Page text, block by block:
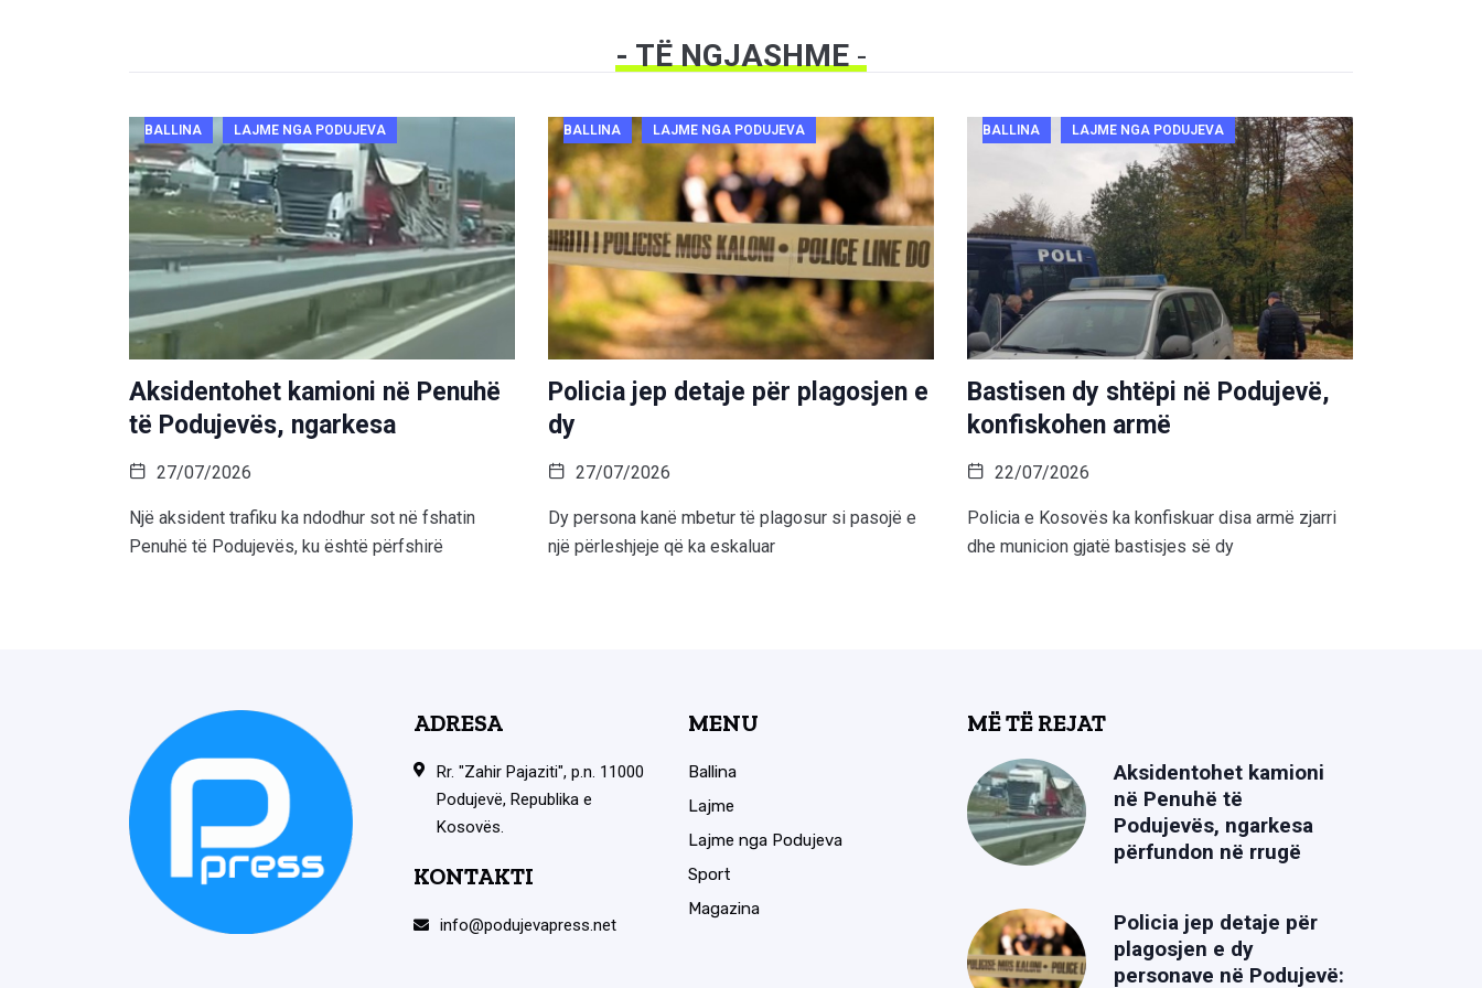
- TË NGJASHME-
BALLINA LAJME NGA PODUJEVA
Aksidentohet kamioni në Penuhë
të Podujevës, ngarkesa
27/07/2026
Një aksident trafiku ka ndodhur sot në fshatin
Penuhë të Podujevës, ku është përfshirë
BALLINA LAJME NGA PODUJEVA
Policia jep detaje për plagosjen e
dy
27/07/2026
Dy persona kanë mbetur të plagosur si pasojë e
një përleshjeje që ka eskaluar
BALLINA LAJME NGA PODUJEVA
Bastisen dy shtëpi në Podujevë,
konfiskohen armë
22/07/2026
Policia e Kosovës ka konfiskuar disa armë zjarri
dhe municion gjatë bastisjes së dy
ADRESA
Rr. "Zahir Pajaziti", p.n. 11000
Podujevë, Republika e
Kosovës.
KONTAKTI
info@podujevapress.net
MENU
Ballina
Lajme
Lajme nga Podujeva
Sport
Magazina
MË TË REJAT
Aksidentohet kamioni
në Penuhë të
Podujevës, ngarkesa
përfundon në rrugë
Policia jep detaje për
plagosjen e dy
personave në Podujevë: